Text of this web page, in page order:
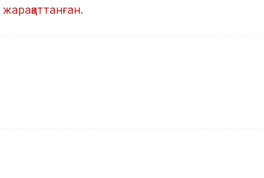
жарақаттанған.